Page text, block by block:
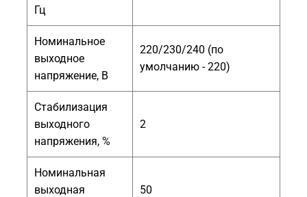
Гц
Номинальное
выходное
напряжение, В
220/230/240 (по
умолчанию - 220)
Стабилизация
выходного
напряжения, %
2
Номинальная
выходная
50